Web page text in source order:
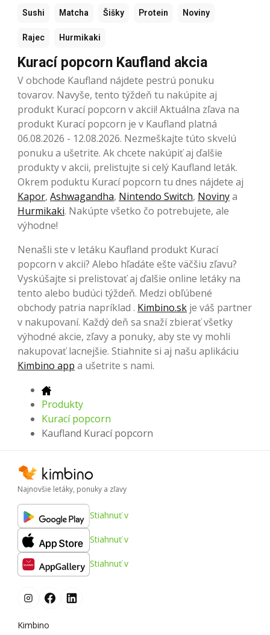
Sushi Matcha Šišky Protein Noviny
Rajec Hurmikaki
Kurací popcorn Kaufland akcia
V obchode Kaufland nájdete pestrú ponuku
tovarov. Navyše, tento týždeň tu nakúpite aj
produkt Kurací popcorn v akcii! Aktuálna zľava na
produkt Kurací popcorn je v Kaufland platná
06.08.2026 - 12.08.2026. Nezmeškajte túto skvelú
ponuku a ušetrite. Ak chcete nakúpiť aj ďalšie
produkty v akcii, prelistujte si celý Kaufland leták.
Okrem poduktu Kurací popcorn tu dnes nájdete aj
Kapor, Ashwagandha, Nintendo Switch, Novinya
Hurmikaki. Nakúpte všetko čo potrebujete, ale
výhodne!
Nenašli ste v letáku Kaufland produkt Kurací
popcorn v akcii? Alebo hľadáte ešte väčšiu zľavu?
Vyskúšajte si prelistovať aj ďalšie online letáky na
tento alebo budúci týždeň. Medzi obľúbené
obchody patria napríklad . Kimbino.sk je váš partner
v nakupovaní. Každý deň sa snaží zbierať všetky
výhodné akcie, zľavy a ponuky, aby ste vy mohli
nakupovať lacnejšie. Stiahnite si aj našu aplikáciu
Kimbino app a ušetrite s nami.
Produkty
Kurací popcorn
Kaufland Kurací popcorn
Najnovšie letáky, ponuky a zľavy
Stiahnuť v
Stiahnuť v
Stiahnuť v
Kimbino